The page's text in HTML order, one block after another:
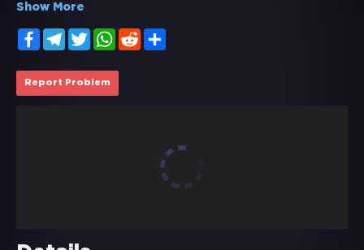
Show More
FacebookTelegramTwitterWhatsApp
Reddit
Report Problem